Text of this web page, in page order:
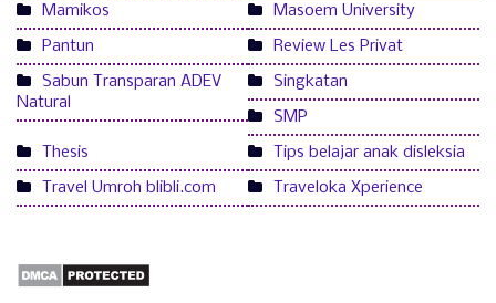
Mamikos
Masoem University
Pantun
Review Les Privat
Sabun Transparan ADEV
Natural
Singkatan
SMP
Thesis
Tips belajar anak disleksia
Travel Umroh blibli.com
Traveloka Xperience